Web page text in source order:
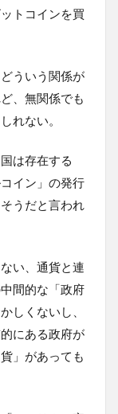
トコインを買
ういう関係が
、無関係でも
れない。
は存在する
イン」の発行
うだと言われ
い、通貨と連
間的な「政府
しくないし、
にある政府が
」があっても